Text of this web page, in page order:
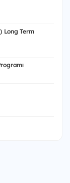
Long Term